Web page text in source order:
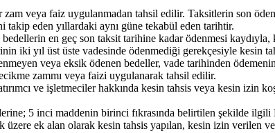
veya faiz uygulanmadan tahsil edilir. Taksitlerin son
eden yıllardaki aynı güne tekabül eden tarihtir.
en geç son taksit tarihine kadar ödenmesi kaydıyla,
iki yıl üst üste vadesinde ödenmediği gerekçesiyle kesin
veya eksik ödenen bedeller, vade tarihinden ödemenin
zammı veya faizi uygulanarak tahsil edilir.
ve işletmeciler hakkında kesin tahsis veya kesin izin
5 inci maddenin birinci fıkrasında belirtilen şekilde
üzere ek alan olarak kesin tahsis yapılan, kesin izin verilen